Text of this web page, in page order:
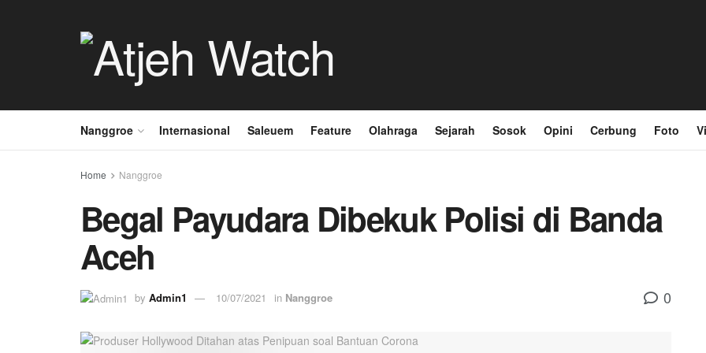
Nanggroe Internasional Saleuem Feature Olahraga Sejarah Sosok Opini Cerbung Foto
Home Nanggroe
Begal Payudara Dibekuk Polisi di Banda
Aceh
by Admin1 10/07/2021 in Nanggroe 0